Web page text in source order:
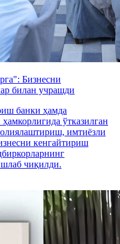
Бизнесни
билан учрашди
банки ҳамда
ўтказилган
имтиёзли
кенгайтириш
чиқилди.